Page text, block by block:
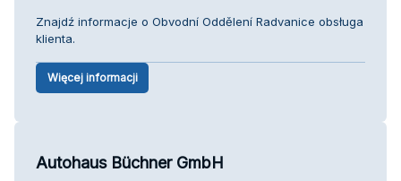
Znajdź informacje o Obvodní Oddělení Radvanice obsługa
klienta.
Więcej informacji
Autohaus Büchner GmbH